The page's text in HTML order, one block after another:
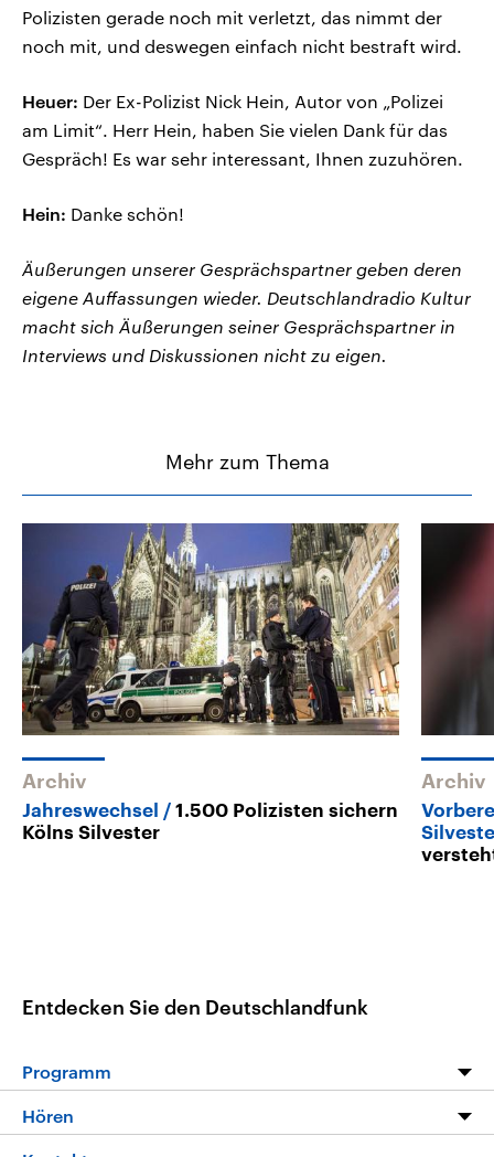
Polizisten gerade noch mit verletzt, das nimmt der
noch mit, und deswegen einfach nicht bestraft wird.
Heuer: Der Ex-Polizist Nick Hein, Autor von „Polizei
am Limit“. Herr Hein, haben Sie vielen Dank für das
Gespräch! Es war sehr interessant, Ihnen zuzuhören.
Hein: Danke schön!
Äußerungen unserer Gesprächspartner geben deren
eigene Auffassungen wieder. Deutschlandradio Kultur
macht sich Äußerungen seiner Gesprächspartner in
Interviews und Diskussionen nicht zu eigen.
Mehr zum Thema
Archiv
Jahreswechsel
1.500 Polizisten sichern
Kölns Silvester
Archiv
Entdecken Sie den Deutschlandfunk
Programm
Hören
Livestream